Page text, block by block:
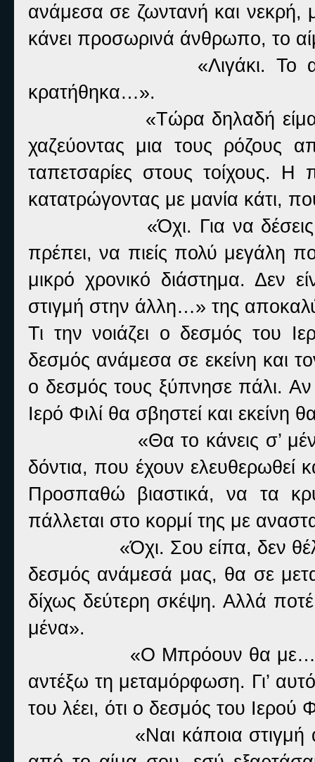
ανάμεσα σε ζωντανή και νεκρή,
κάνει προσωρινά άνθρωπο, το
«Λιγάκι. Το
κρατήθηκα…».
«Τώρα δηλαδή
χαζεύοντας μια τους ρόζους
ταπετσαρίες στους τοίχους. Η
κατατρώγοντας με μανία κάτι,
«Όχι. Για να
πρέπει, να πιείς πολύ μεγάλη
μικρό χρονικό διάστημα. Δεν
στιγμή στην άλλη…» της
Τι την νοιάζει ο δεσμός του
δεσμός ανάμεσα σε εκείνη
ο δεσμός τους ξύπνησε πάλι.
Ιερό Φιλί θα σβηστεί και
«Θα το κάνεις σ’
δόντια, που έχουν
Προσπαθώ βιαστικά, να τα
πάλλεται στο κορμί της με
«Όχι. Σου είπα, δεν
δεσμός ανάμεσά μας, θα σε
δίχως δεύτερη σκέψη. Αλλά
μένα».
«Ο Μπρόουν θα με…
αντέξω τη μεταμόρφωση. Γι’
του λέει, ότι ο δεσμός του Ιερού
«Ναι κάποια